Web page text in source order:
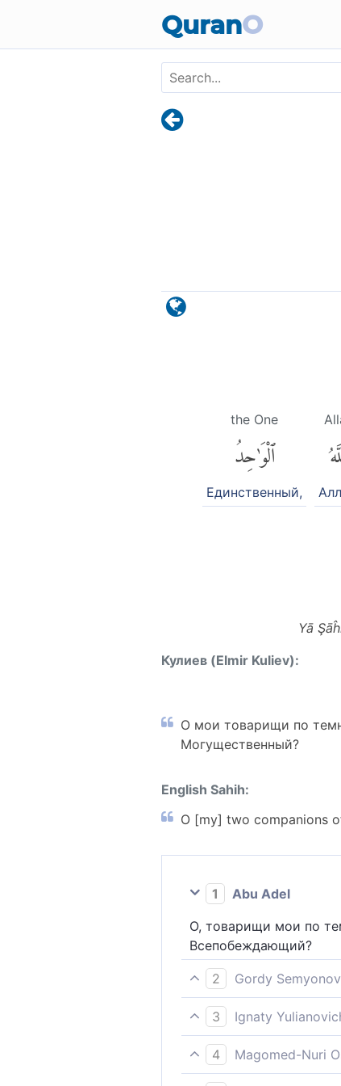
QuranO
the One
ٱلْوَٰحِدُ
Единственный,
Yā
Кулиев (Elmir Kuliev):
О мои товарищи по
Могущественный?
English Sahih:
O [my] two companions
1
Abu Adel
О, товарищи мои по
Всепобеждающий?
2
Gordy
О мои темничные
3
Ignaty
О товарищи по
4
Magomed-Nuri